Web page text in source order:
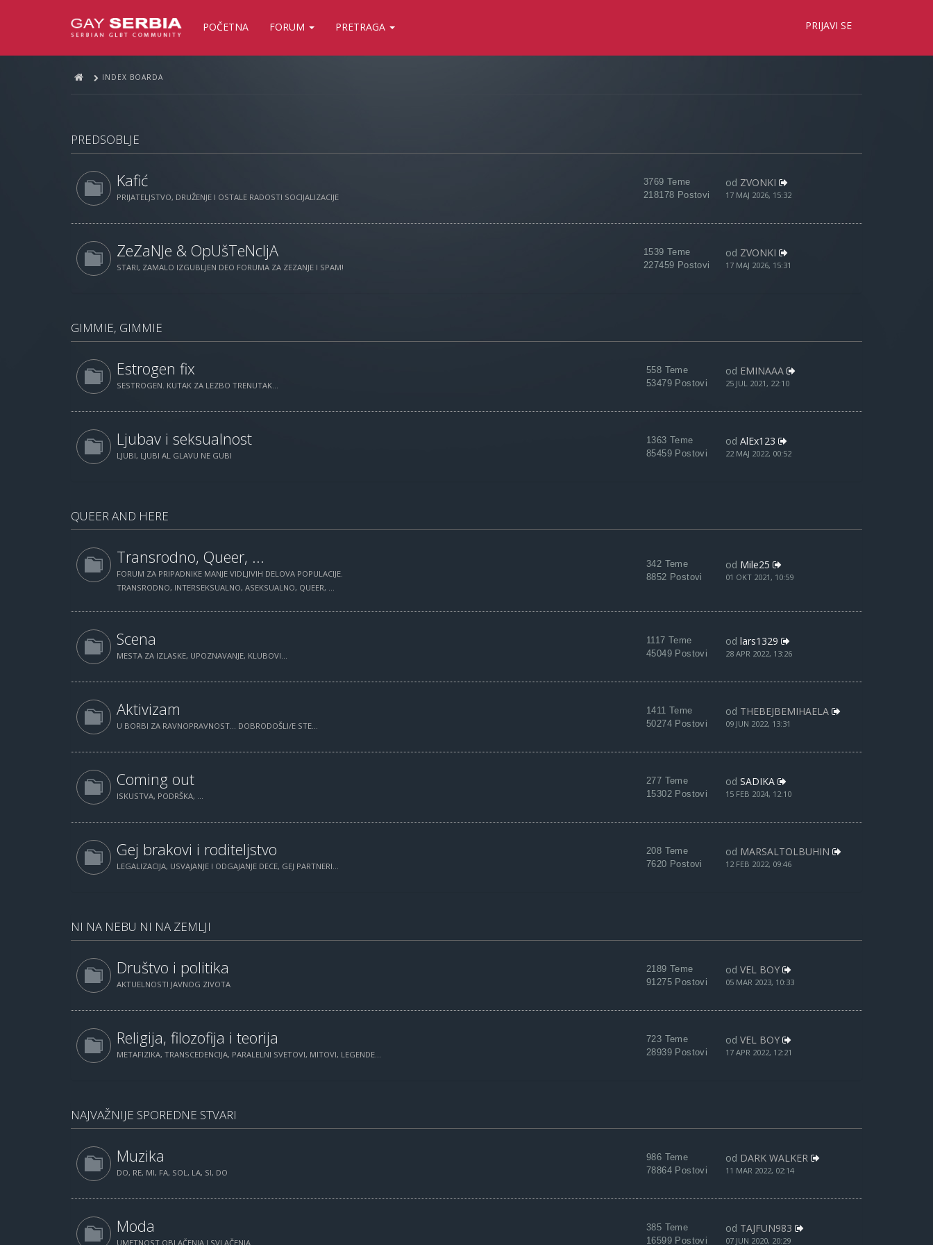
POČETNA FORUM PRETRAGA PRIJAVI SE
INDEX BOARDA
PREDSOBLJE
Kafić
PRIJATELJSTVO, DRUŽENJE I OSTALE RADOSTI SOCIJALIZACIJE
3769 Teme
218178 Postovi
od ZVONKI
17 MAJ 2026, 15:32
ZeZaNJe & OpUšTeNcIjA
STARI, ZAMALO IZGUBLJEN DEO FORUMA ZA ZEZANJE I SPAM!
1539 Teme
227459 Postovi
od ZVONKI
17 MAJ 2026, 15:31
GIMMIE, GIMMIE
Estrogen fix
SESTROGEN. KUTAK ZA LEZBO TRENUTAK...
558 Teme
53479 Postovi
od EMINAAA
25 JUL 2021, 22:10
Ljubav i seksualnost
LJUBI, LJUBI AL GLAVU NE GUBI
1363 Teme
85459 Postovi
od AlEx123
22 MAJ 2022, 00:52
QUEER AND HERE
Transrodno, Queer, ...
FORUM ZA PRIPADNIKE MANJE VIDLJIVIH DELOVA POPULACIJE.
TRANSRODNO, INTERSEKSUALNO, ASEKSUALNO, QUEER, ...
342 Teme
8852 Postovi
od Mile25
01 OKT 2021, 10:59
Scena
MESTA ZA IZLASKE, UPOZNAVANJE, KLUBOVI...
1117 Teme
45049 Postovi
od lars1329
28 APR 2022, 13:26
Aktivizam
U BORBI ZA RAVNOPRAVNOST... DOBRODOŠLI/E STE...
1411 Teme
50274 Postovi
od THEBEJBEMIHAELA
09 JUN 2022, 13:31
Coming out
ISKUSTVA, PODRŠKA, ...
277 Teme
15302 Postovi
od SADIKA
15 FEB 2024, 12:10
Gej brakovi i roditeljstvo
LEGALIZACIJA, USVAJANJE I ODGAJANJE DECE, GEJ PARTNERI...
208 Teme
7620 Postovi
od MARSALTOLBUHIN
12 FEB 2022, 09:46
NI NA NEBU NI NA ZEMLJI
Društvo i politika
AKTUELNOSTI JAVNOG ZIVOTA
2189 Teme
91275 Postovi
od VEL BOY
05 MAR 2023, 10:33
Religija, filozofija i teorija
METAFIZIKA, TRANSCEDENCIJA, PARALELNI SVETOVI, MITOVI, LEGENDE...
723 Teme
28939 Postovi
od VEL BOY
17 APR 2022, 12:21
NAJVAŽNIJE SPOREDNE STVARI
Muzika
DO, RE, MI, FA, SOL, LA, SI, DO
986 Teme
78864 Postovi
od DARK WALKER
11 MAR 2022, 02:14
Moda
UMETNOST OBLAČENJA I SVLAČENJA
385 Teme
16599 Postovi
od TAJFUN983
07 JUN 2020, 20:29